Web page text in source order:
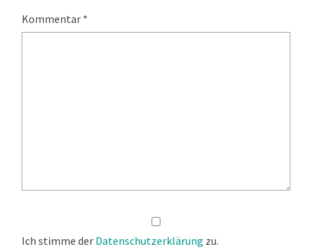
Kommentar *
Ich stimme der Datenschutzerklärung zu.